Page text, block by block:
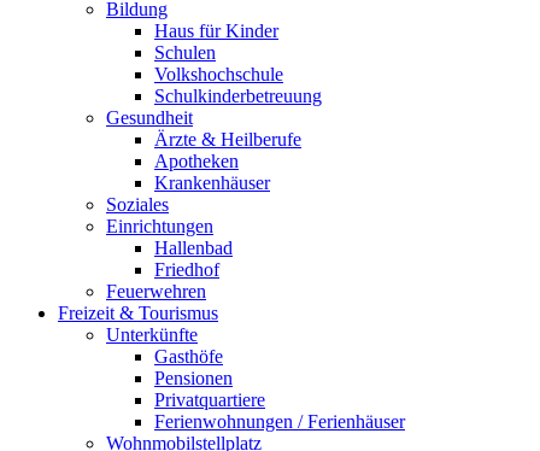
Bildung
Haus für Kinder
Schulen
Volkshochschule
Schulkinderbetreuung
Gesundheit
Ärzte & Heilberufe
Apotheken
Krankenhäuser
Soziales
Einrichtungen
Hallenbad
Friedhof
Feuerwehren
Freizeit & Tourismus
Unterkünfte
Gasthöfe
Pensionen
Privatquartiere
Ferienwohnungen / Ferienhäuser
Wohnmobilstellplatz